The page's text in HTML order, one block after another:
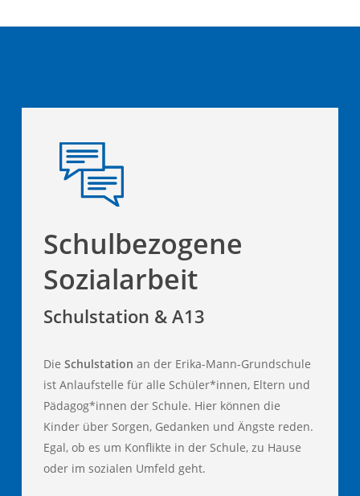
Schulbezogene
Sozialarbeit
Schulstation & A13
Die Schulstation an der Erika-Mann-Grundschule
ist Anlaufstelle für alle Schüler*innen, Eltern und
Pädagog*innen der Schule. Hier können die
Kinder über Sorgen, Gedanken und Ängste reden.
Egal, ob es um Konflikte in der Schule, zu Hause
oder im sozialen Umfeld geht.